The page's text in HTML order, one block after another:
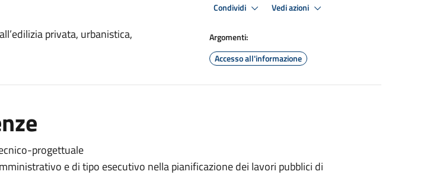
privata, urbanistica,
Condividi Vedi azioni
Argomenti:
Accesso all'informazione
progettuale
e di tipo esecutivo nella pianificazione dei lavori pubblici di